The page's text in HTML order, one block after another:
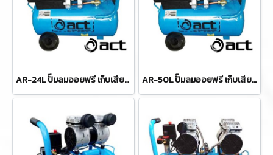
AR-24L ปั๊มลมออยฟรี เก็บเสียงไร้น้ำมัน 3 แรง ขนาด 24 ลิตร 220V / 2850 รอบต่อนาที ACT AR-50L ปั๊มลมออยฟรี เก็บเสียงไร้น้ำมัน 3.5 แรง ขนาด 50 ลิตร 220V / 2850 รอบต่อนาที ACT